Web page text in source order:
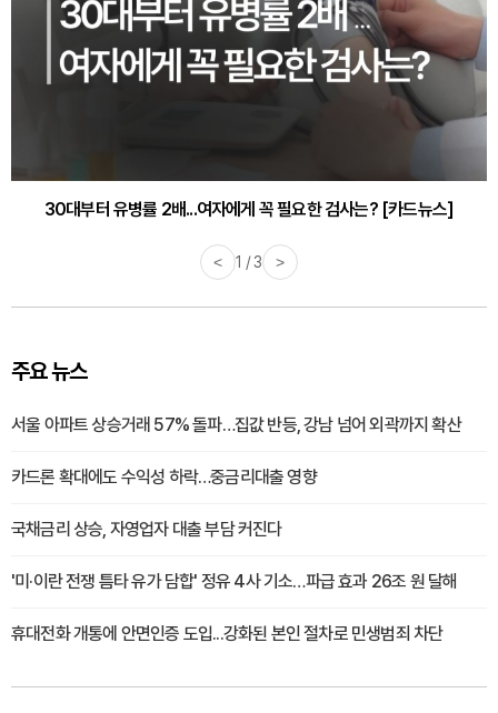
30대부터 유병률 2배...여자에게 꼭 필요한 검사는? [카드뉴스]
< 2 / 3 >
주요 뉴스
서울 아파트 상승거래 57% 돌파…집값 반등, 강남 넘어 외곽까지 확산
카드론 확대에도 수익성 하락…중금리대출 영향
국채금리 상승, 자영업자 대출 부담 커진다
'미·이란 전쟁 틈타 유가 담합' 정유 4사 기소…파급 효과 26조 원 달해
휴대전화 개통에 안면인증 도입...강화된 본인 절차로 민생범죄 차단